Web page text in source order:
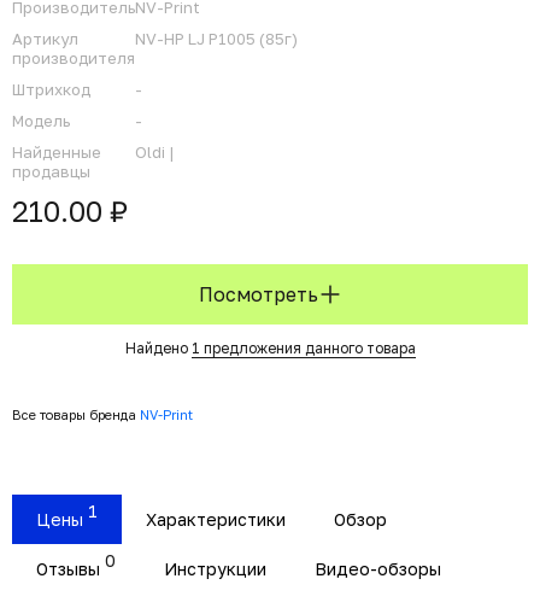
ПроизводительNV-Print
Артикул
производителя
NV-HP LJ P1005 (85г)
Штрихкод
-
Модель
-
Найденные
продавцы
Oldi |
210.00 ₽
Посмотреть
Найдено 1 предложения данного товара
Все товары бренда NV-Print
Цены 1 Характеристики Обзор
Отзывы 0 Инструкции Видео-обзоры